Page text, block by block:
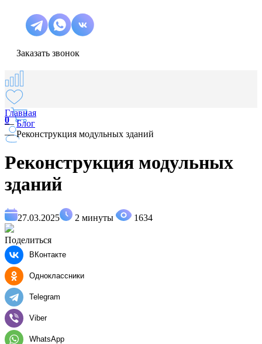
Заказать звонок
0
Главная
—Блог
—Реконструкция модульных зданий
Реконструкция модульных
зданий
27.03.2025 2 минуты 1634
Поделиться
ВКонтакте
Одноклассники
Telegram
Viber
WhatsApp